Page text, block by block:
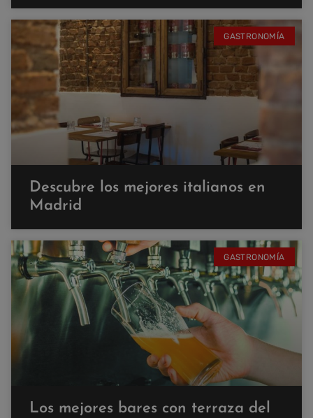
GASTRONOMÍA
Descubre los mejores italianos en
Madrid
GASTRONOMÍA
Los mejores bares con terraza del